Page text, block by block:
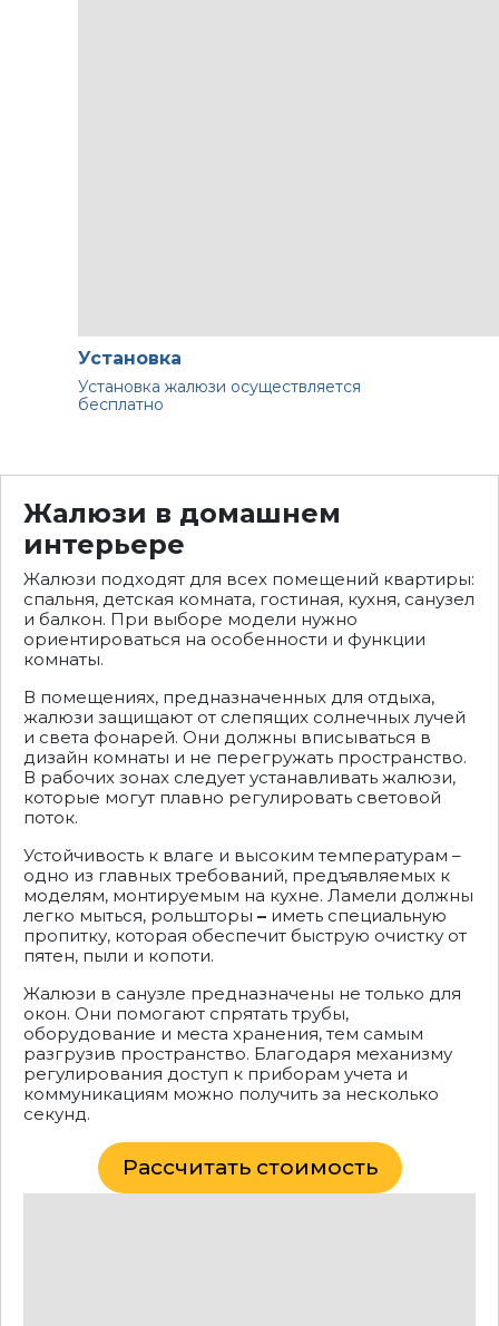
Установка
Установка жалюзи осуществляется
бесплатно
Жалюзи в домашнем
интерьере
Жалюзи подходят для всех помещений квартиры:
спальня, детская комната, гостиная, кухня, санузел
и балкон. При выборе модели нужно
ориентироваться на особенности и функции
комнаты.
В помещениях, предназначенных для отдыха,
жалюзи защищают от слепящих солнечных лучей
и света фонарей. Они должны вписываться в
дизайн комнаты и не перегружать пространство.
В рабочих зонах следует устанавливать жалюзи,
которые могут плавно регулировать световой
поток.
Устойчивость к влаге и высоким температурам –
одно из главных требований, предъявляемых к
моделям, монтируемым на кухне. Ламели должны
легко мыться, рольшторы – иметь специальную
пропитку, которая обеспечит быструю очистку от
пятен, пыли и копоти.
Жалюзи в санузле предназначены не только для
окон. Они помогают спрятать трубы,
оборудование и места хранения, тем самым
разгрузив пространство. Благодаря механизму
регулирования доступ к приборам учета и
коммуникациям можно получить за несколько
секунд.
Рассчитать стоимость